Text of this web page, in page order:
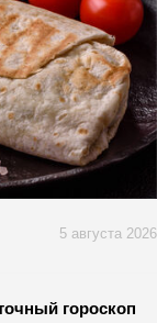
5 августа 2026
гороскоп